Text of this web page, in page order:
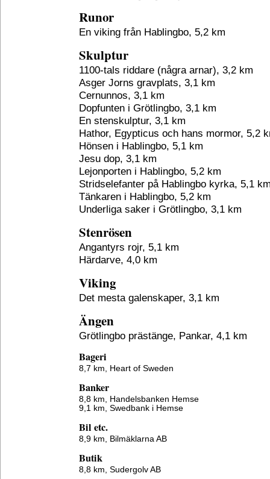
Runor
En viking från Hablingbo, 5,2 km
Skulptur
1100-tals riddare (några arnar), 3,2 km
Asger Jorns gravplats, 3,1 km
Cernunnos, 3,1 km
Dopfunten i Grötlingbo, 3,1 km
En stenskulptur, 3,1 km
Hathor, Egypticus och hans mormor, 5,2
Hönsen i Hablingbo, 5,1 km
Jesu dop, 3,1 km
Lejonporten i Hablingbo, 5,2 km
Stridselefanter på Hablingbo kyrka, 5,1
Tänkaren i Hablingbo, 5,2 km
Underliga saker i Grötlingbo, 3,1 km
Stenrösen
Angantyrs rojr, 5,1 km
Härdarve, 4,0 km
Viking
Det mesta galenskaper, 3,1 km
Ängen
Grötlingbo prästänge, Pankar, 4,1 km
Bageri
8,7 km, Heart of Sweden
Banker
8,8 km, Handelsbanken Hemse
9,1 km, Swedbank i Hemse
Bil etc.
8,9 km, Bilmäklarna AB
Butik
8,8 km, Sudergolv AB